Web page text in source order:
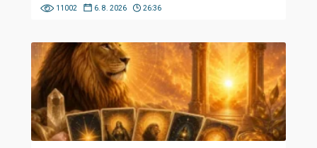
11002 6. 8. 2026 26:36